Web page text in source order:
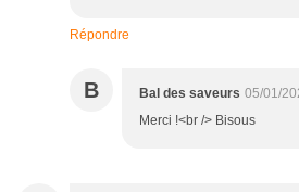
Répondre
B Bal des saveurs 05/01/
Merci !<br /> Bisous